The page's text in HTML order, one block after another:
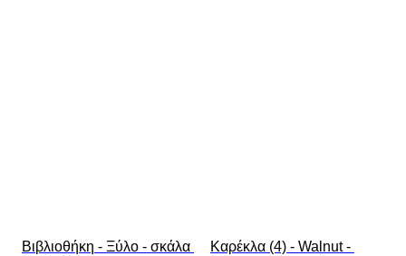
Βιβλιοθήκη - Ξύλο - σκάλα
Καρέκλα (4) - Walnut -